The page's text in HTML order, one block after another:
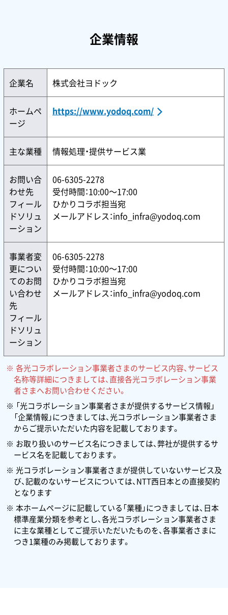
企業情報
企業名 株式会社ヨドック
ホームペ
ージ
https://www.yodoq.com/
主な業種 情報処理・提供サービス業
お問い合
わせ先
フィール
ドソリュ
ーション
06-6305-2278
受付時間：10:00〜17:00
ひかりコラボ担当宛
メールアドレス：info_infra@yodoq.com
事業者変
更につい
てのお問
い合わせ
先
フィール
ドソリュ
ーション
06-6305-2278
受付時間：10:00〜17:00
ひかりコラボ担当宛
メールアドレス：info_infra@yodoq.com
各光コラボレーション事業者さまのサービス内容、サービス
名称等詳細につきましては、直接各光コラボレーション事業
者さまへお問い合わせください。
「光コラボレーション事業者さまが提供するサービス情報」
「企業情報」につきましては、光コラボレーション事業者さま
からご提示いただいた内容を記載しております。
お取り扱いのサービス名につきましては、弊社が提供するサ
ービス名を記載しております。
光コラボレーション事業者さまが提供していないサービス及
び、記載のないサービスについては、NTT西日本との直接契約
となります
本ホームページに記載している「業種」につきましては、日本
標準産業分類を参考とし、各光コラボレーション事業者さま
に主な業種としてご提示いただいたものを、各事業者さまに
つき1業種のみ掲載しております。